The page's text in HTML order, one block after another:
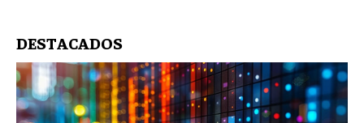
DESTACADOS